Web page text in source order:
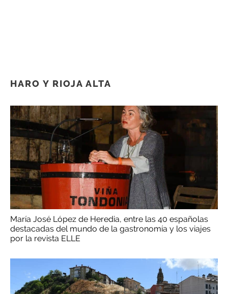
HARO Y RIOJA ALTA
María José López de Heredia, entre las 40 españolas
destacadas del mundo de la gastronomía y los viajes
por la revista ELLE